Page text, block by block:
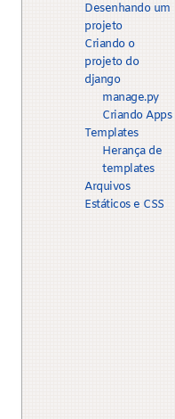
Desenhando um
projeto
Criando o
projeto do
django
manage.py
Criando Apps
Templates
Herança de
templates
Arquivos
Estáticos e CSS